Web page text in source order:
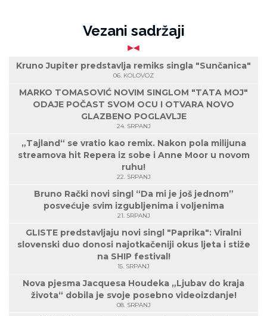
Vezani sadržaji
Kruno Jupiter predstavlja remiks singla "Sunčanica"
06. KOLOVOZ
MARKO TOMASOVIĆ NOVIM SINGLOM "TATA MOJ"
ODAJE POČAST SVOM OCU I OTVARA NOVO
GLAZBENO POGLAVLJE
24. SRPANJ
„Tajland“ se vratio kao remix. Nakon pola milijuna
streamova hit Repera iz sobe i Anne Moor u novom
ruhu!
22. SRPANJ
Bruno Rački novi singl “Da mi je još jednom”
posvećuje svim izgubljenima i voljenima
21. SRPANJ
GLISTE predstavljaju novi singl "Paprika": Viralni
slovenski duo donosi najotkačeniji okus ljeta i stiže
na SHIP festival!
15. SRPANJ
Nova pjesma Jacquesa Houdeka „Ljubav do kraja
života“ dobila je svoje posebno videoizdanje!
08. SRPANJ